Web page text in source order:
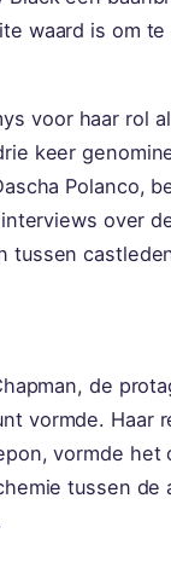
waard is om
voor haar rol
keer
Polanco,
interviews over
tussen
de
vormde. Haar
vormde het
tussen de